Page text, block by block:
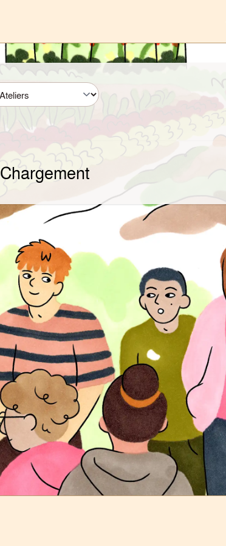
Chargement